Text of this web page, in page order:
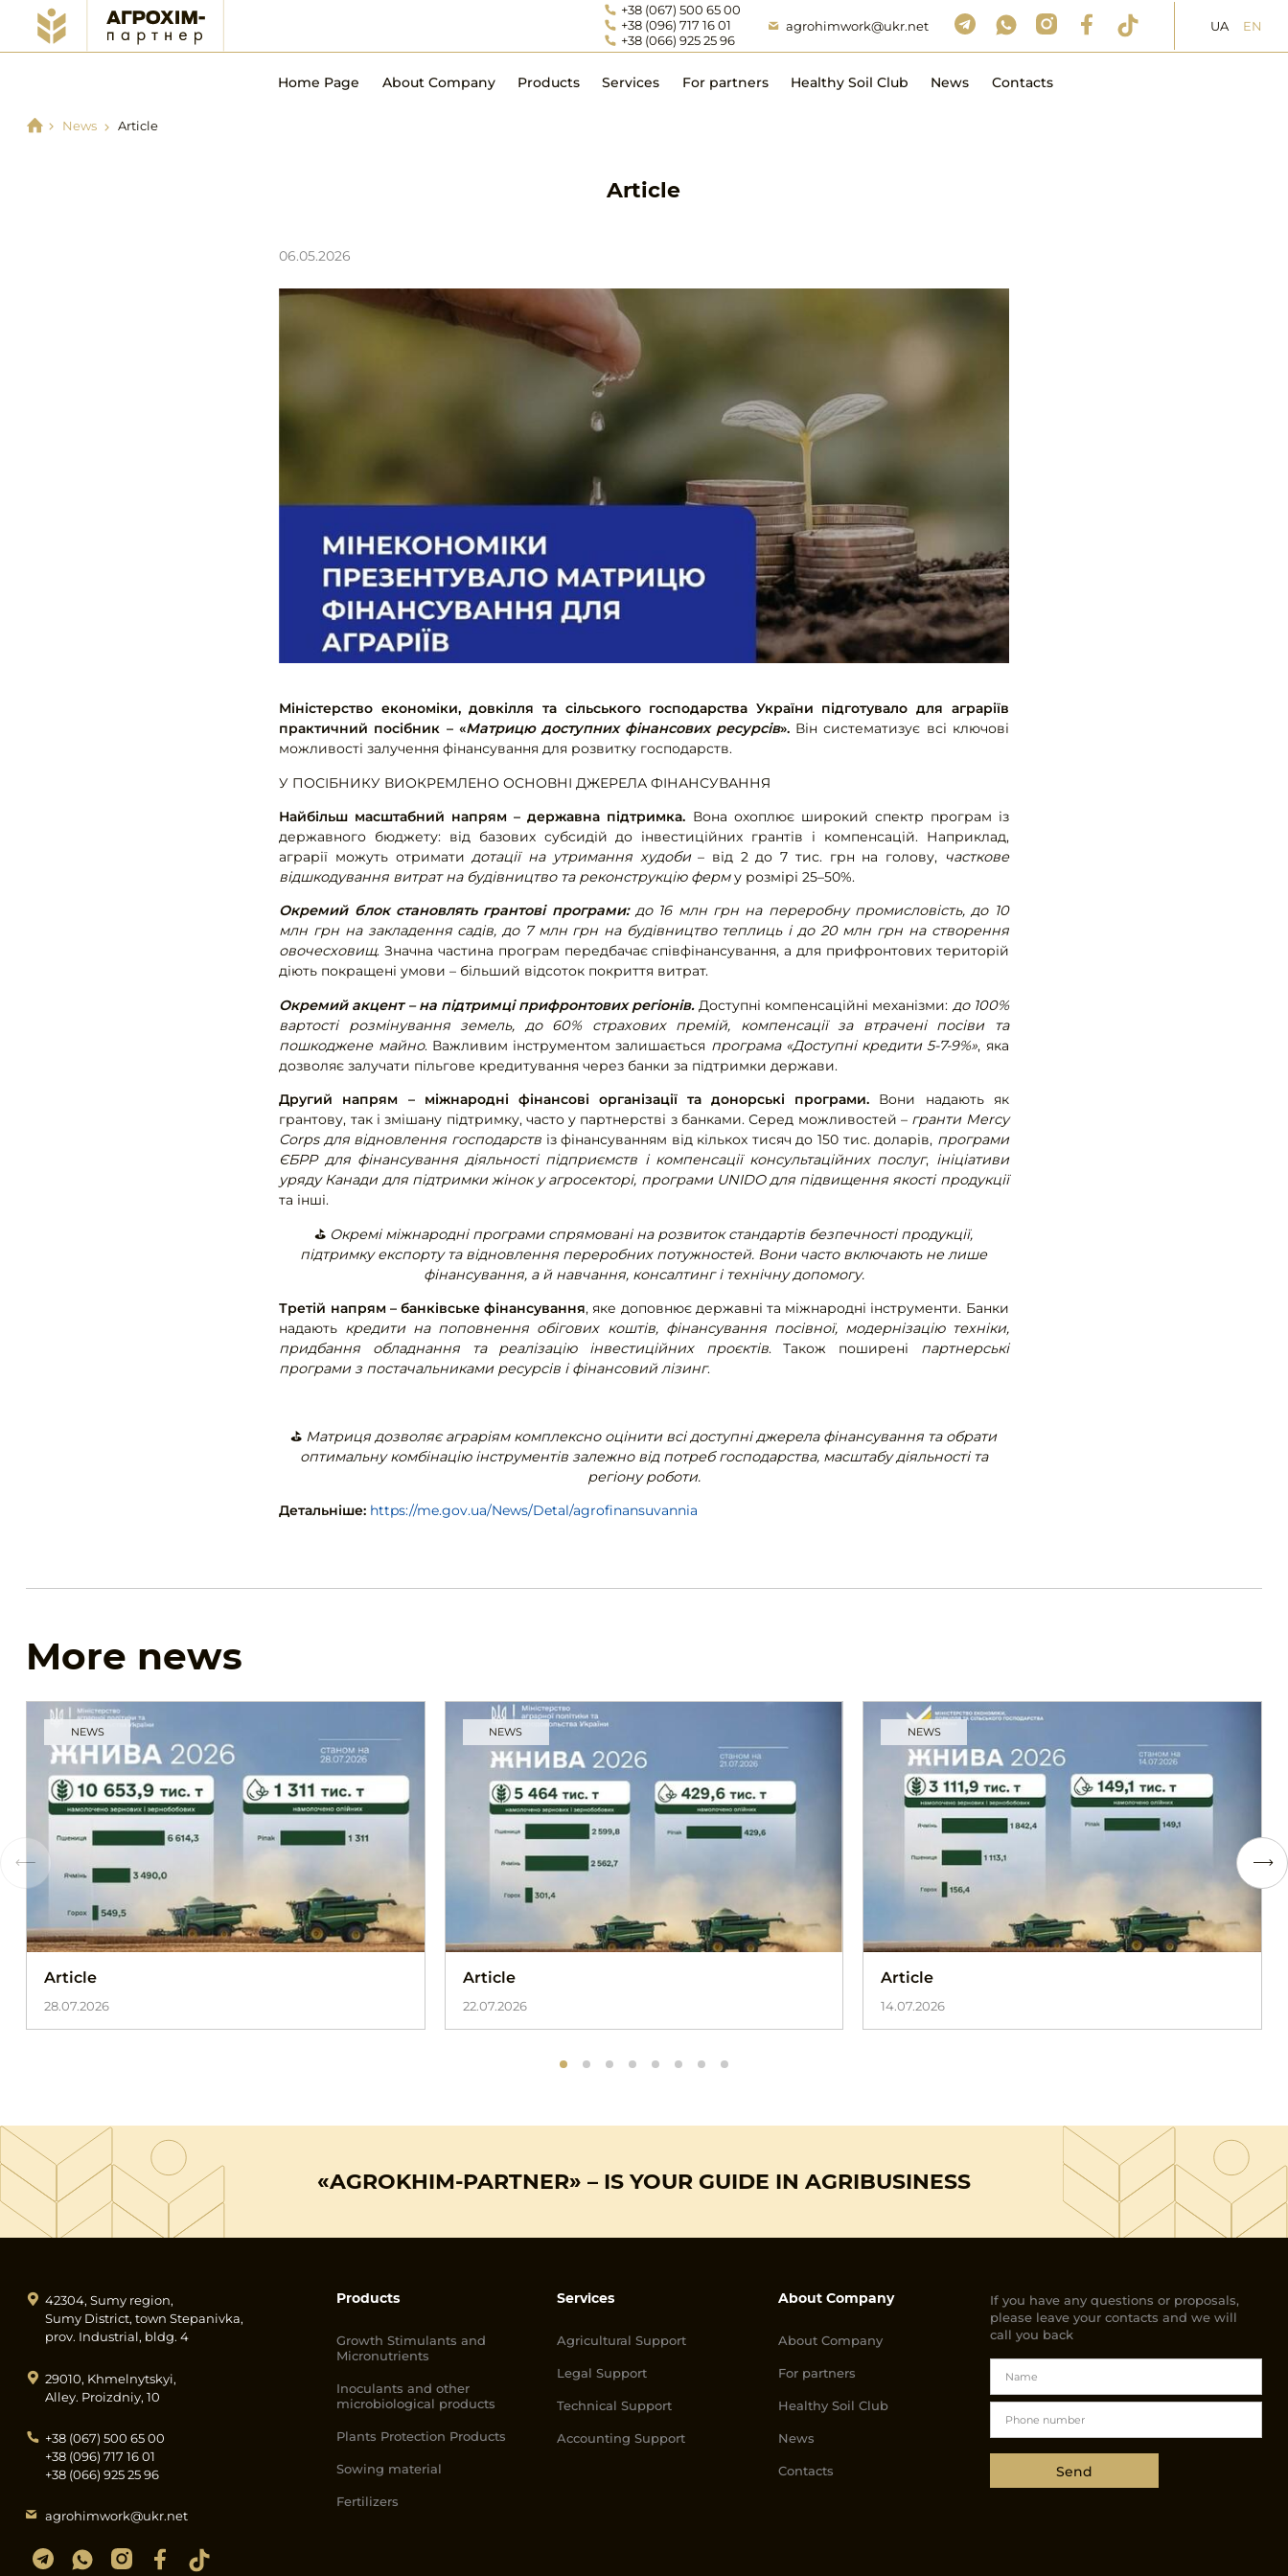
News Article
Article
06.05.2026
Міністерство економіки, довкілля та сільського господарства України підготувало для аграріїв
практичний посібник – «Матрицю доступних фінансових ресурсів». Він систематизує всі ключові
можливості залучення фінансування для розвитку господарств.
У ПОСІБНИКУ ВИОКРЕМЛЕНО ОСНОВНІ ДЖЕРЕЛА ФІНАНСУВАННЯ
Найбільш масштабний напрям – державна підтримка. Вона охоплює широкий спектр програм із
державного бюджету: від базових субсидій до інвестиційних грантів і компенсацій. Наприклад,
аграрії можуть отриматидотації на утримання худоби– від 2 до 7 тис. грн на голову, часткове
відшкодування витрат на будівництво та реконструкцію ферму розмірі 25–50%.
Окремий блок становлять грантові програми: до 16 млн грн на переробну промисловість, до 10
млн грн на закладення садів, до 7 млн грн на будівництво теплиць і до 20 млн грн на створення
овочесховищ. Значна частина програм передбачає співфінансування, а для прифронтових територій
діють покращені умови – більший відсоток покриття витрат.
Окремий акцент – на підтримці прифронтових регіонів. Доступні компенсаційні механізми: до 100%
вартості розмінування земель, до 60% страхових премій, компенсації за втрачені посіви та
пошкоджене майно. Важливим інструментом залишається програма «Доступні кредити 5-7-9%», яка
дозволяє залучати пільгове кредитування через банки за підтримки держави.
Другий напрям – міжнародні фінансові організації та донорські програми. Вони надають як
грантову, так і змішану підтримку, часто у партнерстві з банками. Серед можливостей – гранти Mercy
Corps для відновлення господарств із фінансуванням від кількох тисяч до 150 тис. доларів, програми
ЄБРР для фінансування діяльності підприємств і компенсації консультаційних послуг, ініціативи
уряду Канади для підтримки жінок у агросекторі, програми UNIDO для підвищення якості продукції
та інші.
⛳️ Окремі міжнародні програми спрямовані на розвиток стандартів безпечності продукції,
підтримку експорту та відновлення переробних потужностей. Вони часто включають не лише
фінансування, а й навчання, консалтинг і технічну допомогу.
Третій напрям – банківське фінансування, яке доповнює державні та міжнародні інструменти. Банки
надають кредити на поповнення обігових коштів, фінансування посівної, модернізацію техніки,
придбання обладнання та реалізацію інвестиційних проєктів. Також поширені партнерські
програми з постачальниками ресурсів і фінансовий лізинг.
⛳️ Матриця дозволяє аграріям комплексно оцінити всі доступні джерела фінансування та обрати
оптимальну комбінацію інструментів залежно від потреб господарства, масштабу діяльності та
регіону роботи.
Детальніше: https://me.gov.ua/News/Detal/agrofinansuvannia
More news
Article
28.07.2026
NEWS
Article
22.07.2026
NEWS
Article
14.07.2026
NEWS
+38 (067) 500 65 00
+38 (096) 717 16 01
+38 (066) 925 25 96
agrohimwork@ukr.net UA EN
Home Page About Company Products
Sowing material
Fertilizers
Services
Legal Support
For partners Healthy Soil Club News Contacts
«AGROKHIM-PARTNER» – IS YOUR GUIDE IN AGRIBUSINESS
42304, Sumy region,
Sumy District, town Stepanivka,
prov. Industrial, bldg. 4
+38 (067) 500 65 00
+38 (096) 717 16 01
+38 (066) 925 25 96
agrohimwork@ukr.net
29010, Khmelnytskyi,
Alley. Proizdniy, 10
Products
Growth Stimulants and
Micronutrients
Inoculants and other
microbiological products
Plants Protection Products
Sowing material
Fertilizers
Services
Agricultural Support
Legal Support
Technical Support
Accounting Support
About Company
About Company
For partners
Healthy Soil Club
News
Contacts
If you have any questions or proposals,
please leave your contacts and we will
call you back